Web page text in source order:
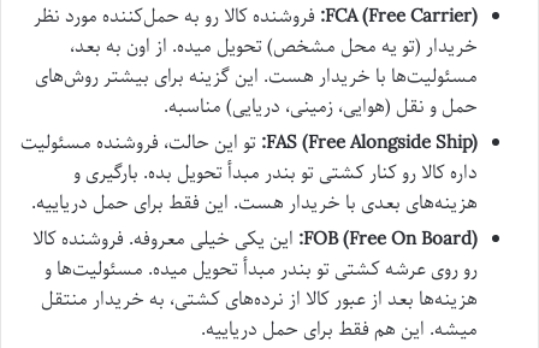
FCA (Free Carrier): فروشنده کالا رو به حمل‌کننده مورد نظر
خریدار (تو یه محل مشخص) تحویل میده. از اون به بعد،
مسئولیت‌ها با خریدار هست. این گزینه برای بیشتر روش‌های
حمل و نقل (هوایی، زمینی، دریایی) مناسبه.
FAS (Free Alongside Ship): تو این حالت، فروشنده مسئولیت
داره کالا رو کنار کشتی تو بندر مبدأ تحویل بده. بارگیری و
هزینه‌های بعدی با خریدار هست. این فقط برای حمل دریاییه.
FOB (Free On Board): این یکی خیلی معروفه. فروشنده کالا
رو روی عرشه کشتی تو بندر مبدأ تحویل میده. مسئولیت‌ها و
هزینه‌ها بعد از عبور کالا از نرده‌های کشتی، به خریدار منتقل
میشه. این هم فقط برای حمل دریاییه.